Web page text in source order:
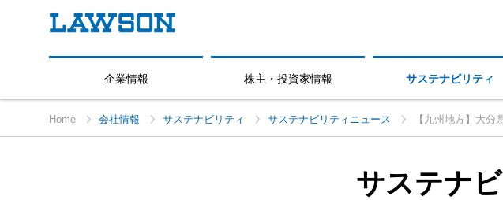
企業情報 株主・投資家情報 サステナビリティ
Home 会社情報 サステナビリティ サステナビリティニュース 【九州地方】大
サステナ